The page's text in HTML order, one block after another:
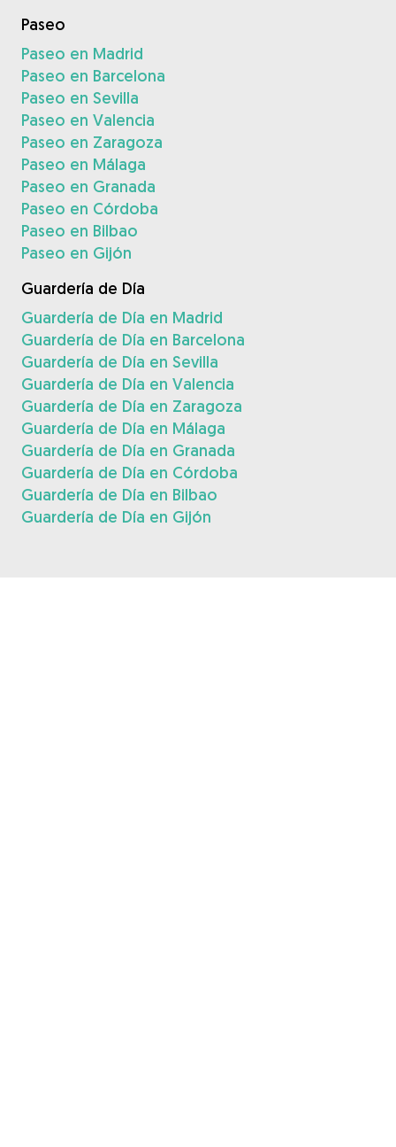
Paseo
Paseo en Madrid
Paseo en Barcelona
Paseo en Sevilla
Paseo en Valencia
Paseo en Zaragoza
Paseo en Málaga
Paseo en Granada
Paseo en Córdoba
Paseo en Bilbao
Paseo en Gijón
Guardería de Día
Guardería de Día en Madrid
Guardería de Día en Barcelona
Guardería de Día en Sevilla
Guardería de Día en Valencia
Guardería de Día en Zaragoza
Guardería de Día en Málaga
Guardería de Día en Granada
Guardería de Día en Córdoba
Guardería de Día en Bilbao
Guardería de Día en Gijón